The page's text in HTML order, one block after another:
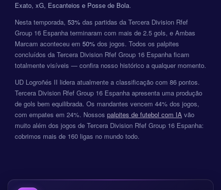
Exato, xG, Escanteios e Posse de Bola.
Nesta temporada, 53% das partidas da Tercera Division Rfef
Group 16 Espanha terminaram com mais de 2.5 gols, e Ambas
Marcam aconteceu em 50% dos jogos. Todos os palpites
concluídos da Tercera Division Rfef Group 16 Espanha ficam
totalmente visíveis — confira nosso histórico a qualquer momento.
UD Logroñés II lidera atualmente a classificação com 86 pontos.
Tercera Division Rfef Group 16 Espanha apresenta uma produção
de gols bem equilibrada. Os mandantes vencem 44% dos jogos,
com empates em 24%. Nossos palpites de futebol com IA vão
muito além dos jogos de Tercera Division Rfef Group 16 Espanha:
cobrimos mais de 160 ligas no mundo todo.